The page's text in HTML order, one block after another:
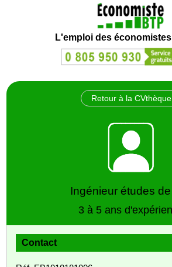
L'emploi des
Retour à la CVthèque
Ingénieur études
3 à 5 ans
Contact